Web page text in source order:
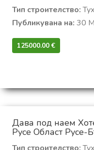
Тип строителство:
Публикувана на: 30
125000.00 €‎
Дава под наем
Русе Област Русе-